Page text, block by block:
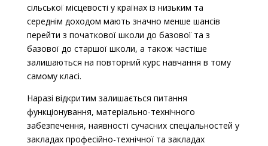
сільської місцевості у країнах із низьким та
середнім доходом мають значно менше шансів
перейти з початкової школи до базової та з
базової до старшої школи, а також частіше
залишаються на повторний курс навчання в тому
самому класі.
Наразі відкритим залишається питання
функціонування, матеріально-технічного
забезпечення, наявності сучасних спеціальностей у
закладах професійно-технічної та закладах